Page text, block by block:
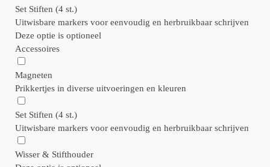
Set Stiften (4 st.)
Uitwisbare markers voor eenvoudig en herbruikbaar schrijven
Deze optie is optioneel
Accessoires
Magneten
Prikkertjes in diverse uitvoeringen en kleuren
Set Stiften (4 st.)
Uitwisbare markers voor eenvoudig en herbruikbaar schrijven
Wisser & Stifthouder